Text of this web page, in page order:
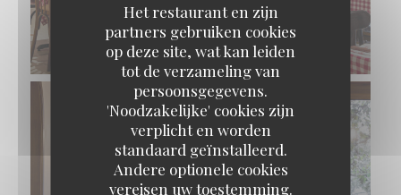
Het restaurant en zijn
partners gebruiken cookies
op deze site, wat kan leiden
tot de verzameling van
persoonsgegevens.
'Noodzakelijke' cookies zijn
verplicht en worden
standaard geïnstalleerd.
Andere optionele cookies
vereisen uw toestemming.